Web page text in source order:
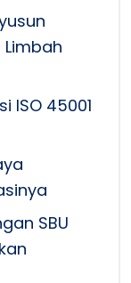
ISO 45001
SBU